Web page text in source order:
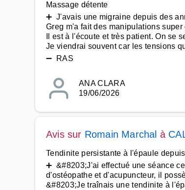
Massage détente
➕ J'avais une migraine depuis des
Greg m'a fait des manipulations
Il est à l'écoute et très patient. On se
Je viendrai souvent car les tensions
➖ RAS
ANA CLARA
19/06/2026
Avis sur Romain Marchal à
Tendinite persistante à l'épaule
➕ &#8203;J'ai effectué une séance
d'ostéopathe et d'acupuncteur, il
&#8203;Je traînais une tendinite à